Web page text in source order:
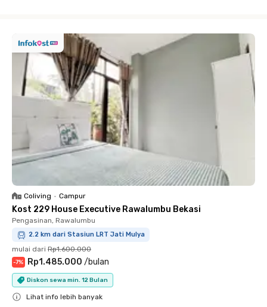
Coliving • Campur
Kost 229 House Executive Rawalumbu Bekasi
Pengasinan, Rawalumbu
2.2 km dari Stasiun LRT Jati Mulya
mulai dari Rp1.600.000
-7% Rp1.485.000 /bulan
Diskon sewa min. 12 Bulan
Lihat info lebih banyak